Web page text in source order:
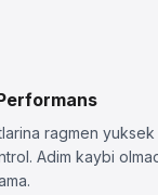
ragmen
Adim kaybi